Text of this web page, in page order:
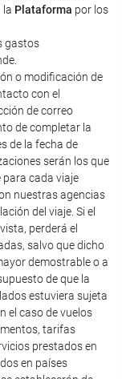
la Plataforma por los
gastos
o modificación de
con el
de correo
de completar la
de la fecha de
serán los que
para cada viaje
nuestras agencias
del viaje. Si el
perderá el
salvo que dicho
demostrable o a
de que la
estuviera sujeta
el caso de vuelos
tarifas
prestados en
en países